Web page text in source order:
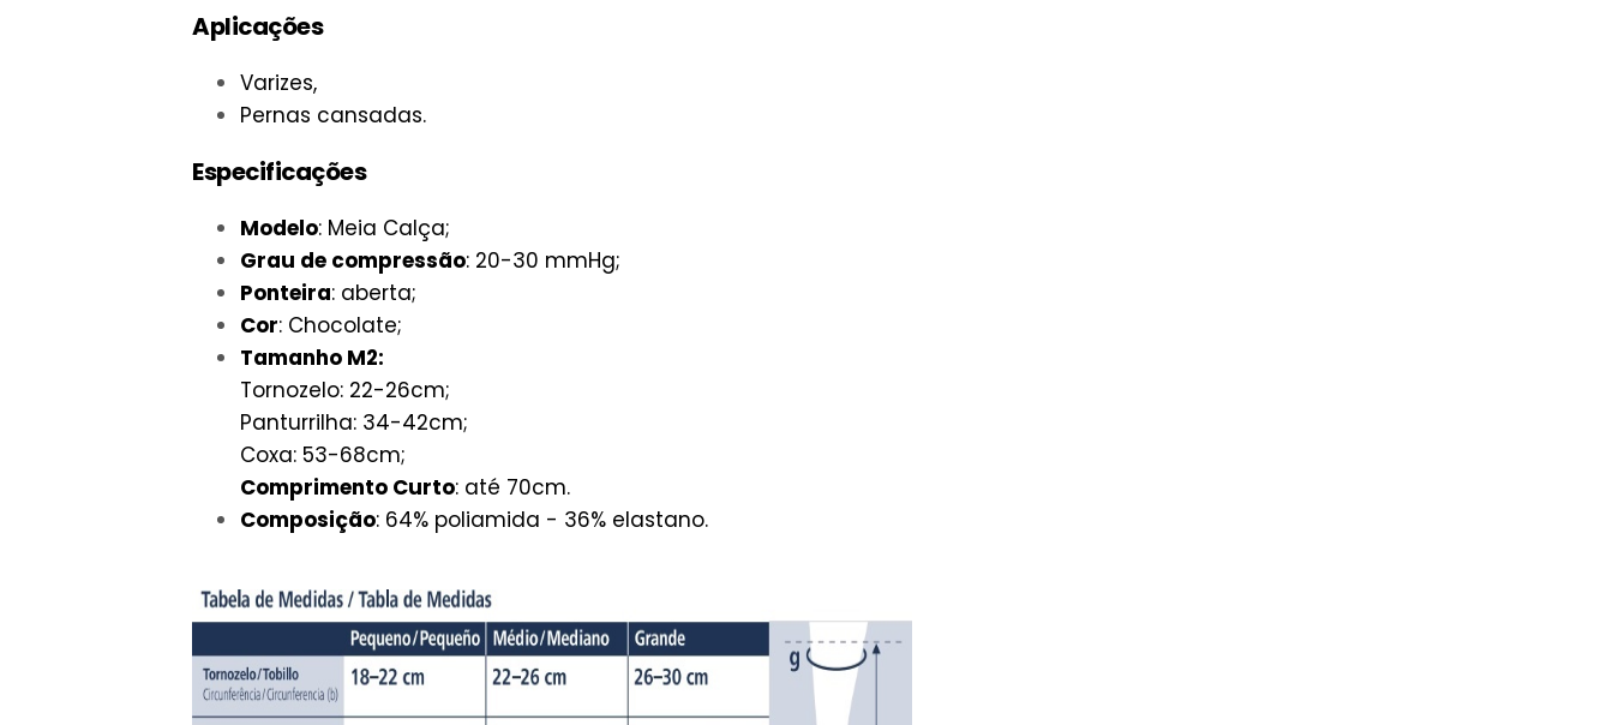
Aplicações
Varizes,
Pernas cansadas.
Especificações
Modelo: Meia Calça;
Grau de compressão: 20-30 mmHg;
Ponteira: aberta;
Cor: Chocolate;
Tamanho M2:
Tornozelo: 22-26cm;
Panturrilha: 34-42cm;
Coxa: 53-68cm;
Comprimento Curto: até 70cm.
Composição: 64% poliamida - 36% elastano.